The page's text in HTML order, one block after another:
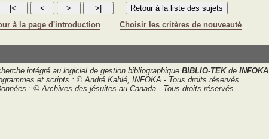
à la page d'introduction Choisir les critères de nouveauté
intégré au logiciel de gestion bibliographique BIBLIO-TEKde INFOKA
et scripts : © André Kahlé, INFOKA - Tous droits réservés
: © Archives des jésuites au Canada - Tous droits réservés